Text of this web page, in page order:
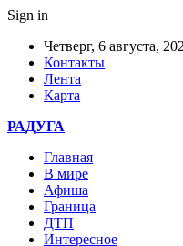
Sign in
Четверг, 6 августа,
Контакты
Лента
Карта
РАДУГА
Главная
В мире
Афиша
Граница
ДТП
Интересное